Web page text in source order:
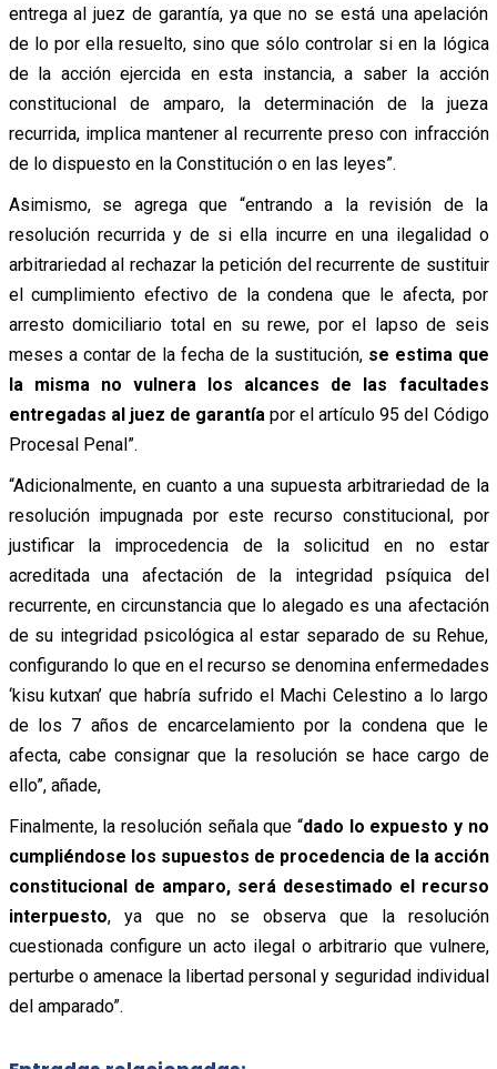
entrega al juez de garantía, ya que no se está una apelación
de lo por ella resuelto, sino que sólo controlar si en la lógica
de la acción ejercida en esta instancia, a saber la acción
constitucional de amparo, la determinación de la jueza
recurrida, implica mantener al recurrente preso con infracción
de lo dispuesto en la Constitución o en las leyes”.
Asimismo, se agrega que “entrando a la revisión de la
resolución recurrida y de si ella incurre en una ilegalidad o
arbitrariedad al rechazar la petición del recurrente de sustituir
el cumplimiento efectivo de la condena que le afecta, por
arresto domiciliario total en su rewe, por el lapso de seis
meses a contar de la fecha de la sustitución,se estima que
la misma no vulnera los alcances de las facultades
entregadas al juez de garantía por el artículo 95 del Código
Procesal Penal”.
“Adicionalmente, en cuanto a una supuesta arbitrariedad de la
resolución impugnada por este recurso constitucional, por
justificar la improcedencia de la solicitud en no estar
acreditada una afectación de la integridad psíquica del
recurrente, en circunstancia que lo alegado es una afectación
de su integridad psicológica al estar separado de su Rehue,
configurando lo que en el recurso se denomina enfermedades
‘kisu kutxan’ que habría sufrido el Machi Celestino a lo largo
de los 7 años de encarcelamiento por la condena que le
afecta, cabe consignar que la resolución se hace cargo de
ello”, añade,
Finalmente, la resolución señala que “dado lo expuesto y no
cumpliéndose los supuestos de procedencia de la acción
constitucional de amparo, será desestimado el recurso
interpuesto, ya que no se observa que la resolución
cuestionada configure un acto ilegal o arbitrario que vulnere,
perturbe o amenace la libertad personal y seguridad individual
del amparado”.